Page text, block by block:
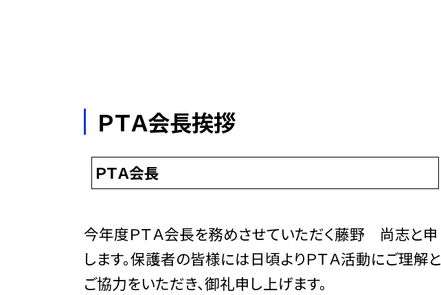
ＰＴＡ会長挨拶
ＰＴＡ会長
今年度ＰＴＡ会長を務めさせていただく藤野 尚志と申
します。保護者の皆様には日頃よりＰＴＡ活動にご理解と
ご協力をいただき、御礼申し上げます。